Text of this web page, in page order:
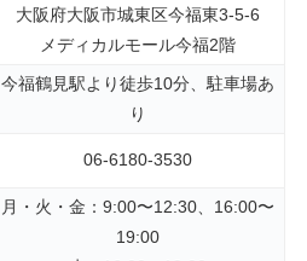
大阪府大阪市城東区今福東3-5-6
メディカルモール今福2階
今福鶴見駅より徒歩10分、駐車場あ
り
06-6180-3530
月・火・金：9:00〜12:30、16:00〜
19:00